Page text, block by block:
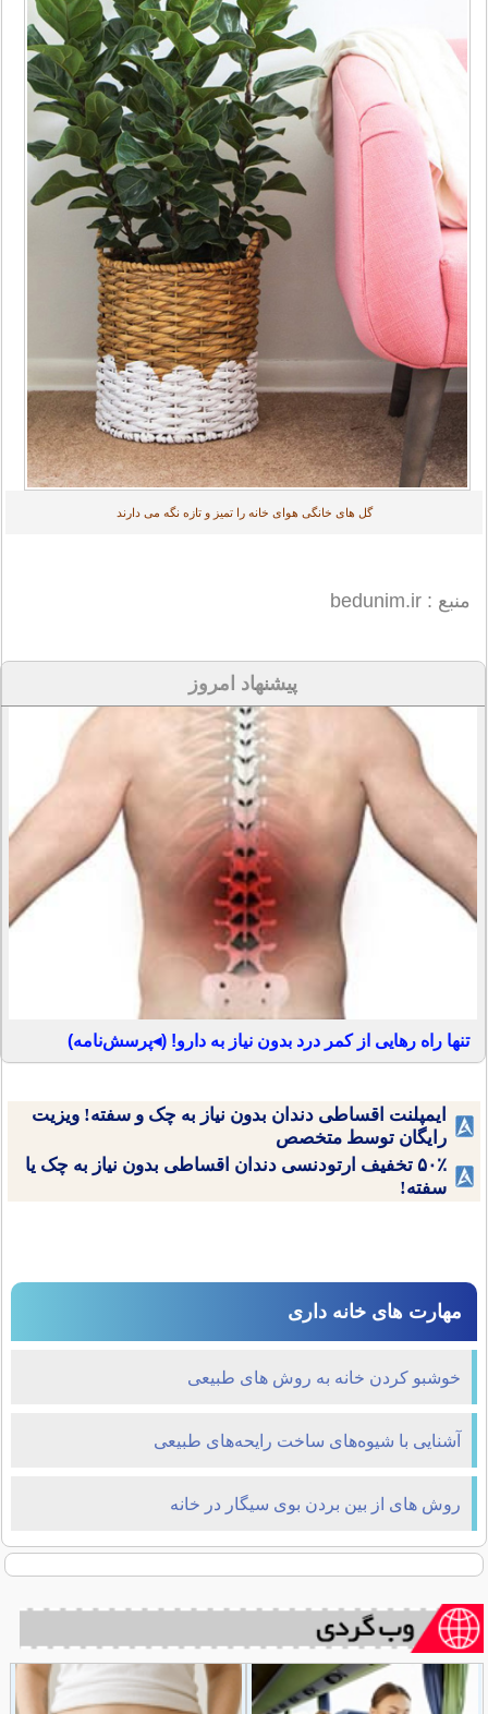
گل های خانگی هوای خانه را تمیز و تازه نگه می دارند
منبع : bedunim.ir
پیشنهاد امروز
تنها راه رهایی از کمر درد بدون نیاز به دارو! (◂پرسش‌نامه)
ایمپلنت اقساطی دندان بدون نیاز به چک و سفته! ویزیت
رایگان توسط متخصص
۵۰٪ تخفیف ارتودنسی دندان اقساطی بدون نیاز به چک یا
سفته!
مهارت های خانه داری
خوشبو کردن خانه به روش های طبیعی
آشنایی با شیوه‌های ساخت رایحه‌های طبیعی
روش های از بین بردن بوی سیگار در خانه